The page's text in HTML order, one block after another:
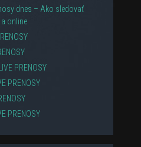
dnes – Ako sledovať
online
PRENOSY
PRENOSY
PRENOSY